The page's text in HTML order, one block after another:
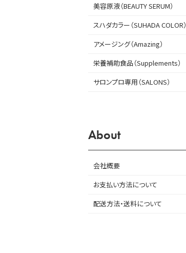
美容原液（BEAUTY SERUM）
スハダカラー（SUHADA COLOR）
アメージング（Amazing）
栄養補助食品（Supplements）
サロンプロ専用（SALONS）
About
会社概要
お支払い方法について
配送方法・送料について